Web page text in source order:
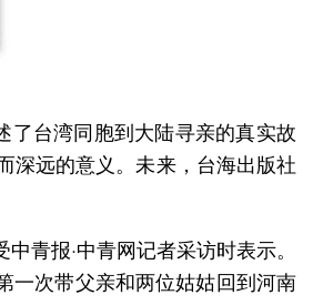
了台湾同胞到大陆寻亲的真实故
深远的意义。未来，台海出版社
青报·中青网记者采访时表示。
一次带父亲和两位姑姑回到河南